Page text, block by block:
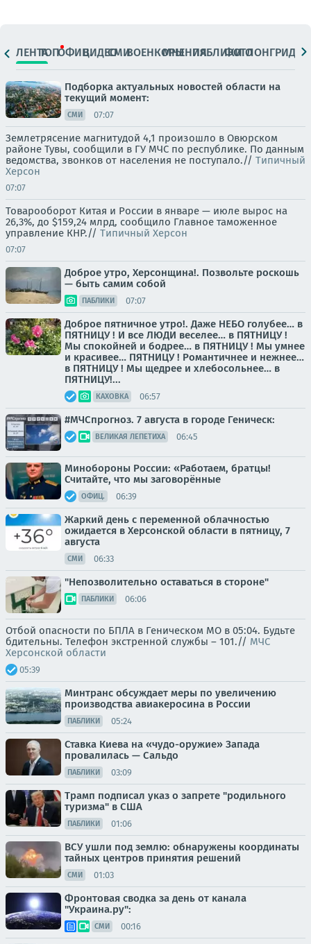
ЛЕНТАТОПОФИЦ.ВИДЕОСМИВОЕНКОРЫМНЕНИЯПАБЛИКИ
ФОТОЛОНГРИДЫ
Подборка актуальных новостей области на
текущий момент:
СМИ 07:07
Землетрясение магнитудой 4,1 произошло в Овюрском
районе Тувы, сообщили в ГУ МЧС по республике. По данным
ведомства, звонков от населения не поступало.// Типичный
Херсон
07:07
Товарооборот Китая и России в январе — июле вырос на
26,3%, до $159,24 млрд, сообщило Главное таможенное
управление КНР.// Типичный Херсон
07:07
Доброе утро, Херсонщина!. Позвольте роскошь
— быть самим собой
ПАБЛИКИ 07:07
Доброе пятничное утро!. Даже НЕБО голубее… в
ПЯТНИЦУ ! И все ЛЮДИ веселее… в ПЯТНИЦУ !
Мы спокойней и бодрее… в ПЯТНИЦУ ! Мы умнее
и красивее… ПЯТНИЦУ ! Романтичнее и нежнее…
в ПЯТНИЦУ ! Мы щедрее и хлебосольнее… в
ПЯТНИЦУ!...
КАХОВКА 06:57
#МЧСпрогноз. 7 августа в городе Геническ:
ВЕЛИКАЯ ЛЕПЕТИХА 06:45
Минобороны России: «Работаем, братцы!
Считайте, что мы заговорённые
ОФИЦ. 06:39
Жаркий день с переменной облачностью
ожидается в Херсонской области в пятницу, 7
августа
СМИ 06:33
"Непозволительно оставаться в стороне"
ПАБЛИКИ 06:06
Отбой опасности по БПЛА в Геническом МО в 05:04. Будьте
бдительны. Телефон экстренной службы – 101.// МЧС
Херсонской области
05:39
Минтранс обсуждает меры по увеличению
производства авиакеросина в России
ПАБЛИКИ 05:24
Ставка Киева на «чудо-оружие» Запада
провалилась — Сальдо
ПАБЛИКИ 03:09
Трамп подписал указ о запрете "родильного
туризма" в США
ПАБЛИКИ 01:06
ВСУ ушли под землю: обнаружены координаты
тайных центров принятия решений
СМИ 01:03
Фронтовая сводка за день от канала
"Украина.ру":
СМИ 00:16